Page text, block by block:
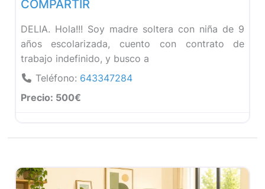
COMPARTIR
DELIA. Hola!!! Soy madre soltera con niña de 9
años escolarizada, cuento con contrato de
trabajo indefinido, y busco a
Teléfono: 643347284
Precio: 500€